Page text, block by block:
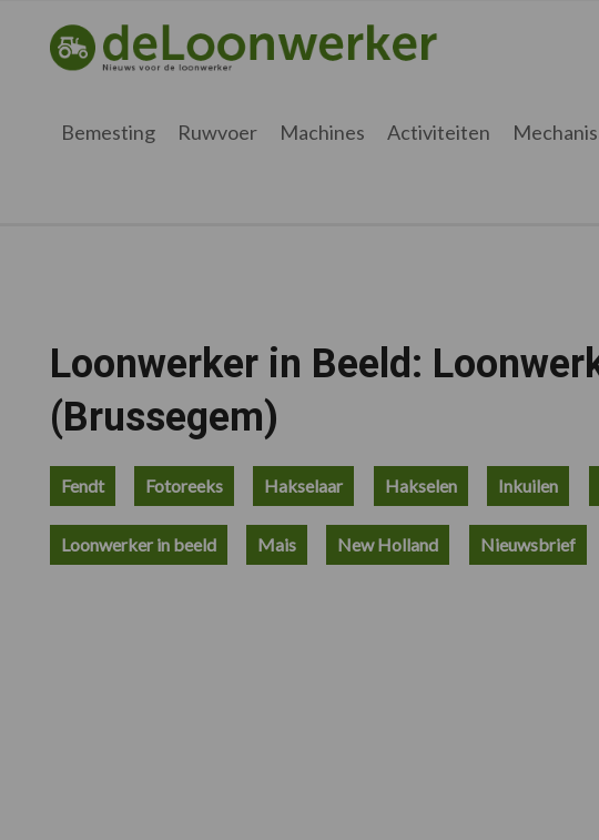
hoofdnavigatie
hoofd
eerste
voettekst
deloonwerker.be
Bemesting Ruwvoer Machines Activiteiten
Loonwerker in Beeld:
(Brussegem)
Fendt Fotoreeks Hakselaar Hakselen Inkuilen
Loonwerker in beeld Mais New Holland Nieuwsbrief